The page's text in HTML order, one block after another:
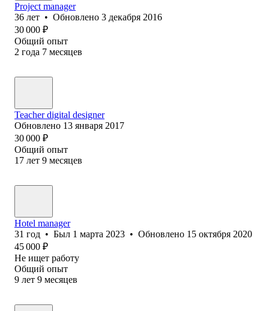
Project manager
36 лет • Обновлено 3 декабря 2016
30 000 ₽
Общий опыт
2 года 7 месяцев
Teacher digital designer
Обновлено 13 января 2017
30 000 ₽
Общий опыт
17 лет 9 месяцев
Hotel manager
31 год • Был 1 марта 2023 • Обновлено 15 октября 2020
45 000 ₽
Не ищет работу
Общий опыт
9 лет 9 месяцев